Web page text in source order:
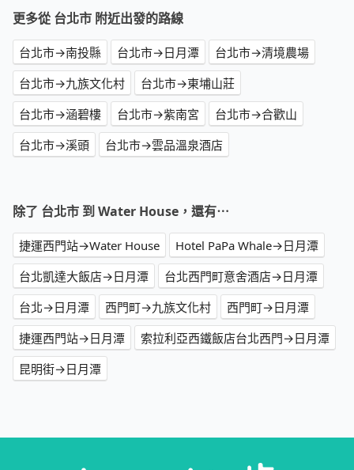
更多從 台北市 附近出發的路線
台北市→南投縣 台北市→日月潭
台北市→清境農場
台北市→九族文化村
台北市→東埔山莊
台北市→涵碧樓
台北市→紫南宮
台北市→合歡山
台北市→溪頭
台北市→雲品溫泉酒店
除了 台北市 到 Water House，還有⋯
捷運西門站→Water House
Hotel PaPa Whale→日月潭
台北凱達大飯店→日月潭
台北西門町意舍酒店→日月潭
台北→日月潭
西門町→九族文化村
西門町→日月潭
捷運西門站→日月潭
索拉利亞西鐵飯店台北西門→日月潭
昆明街→日月潭